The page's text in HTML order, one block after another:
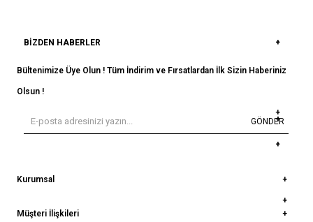
BIZDEN HABERLER
Bültenimize Üye Olun ! Tüm İndirim ve Fırsatlardan İlk Sizin Haberiniz
Olsun !
GÖNDER
Kurumsal
Müşteri İlişkileri